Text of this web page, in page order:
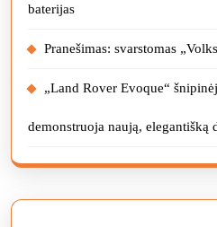
baterijas
Pranešimas: svarstomas
„Land Rover Evoque“
demonstruoja naują, elegantišką